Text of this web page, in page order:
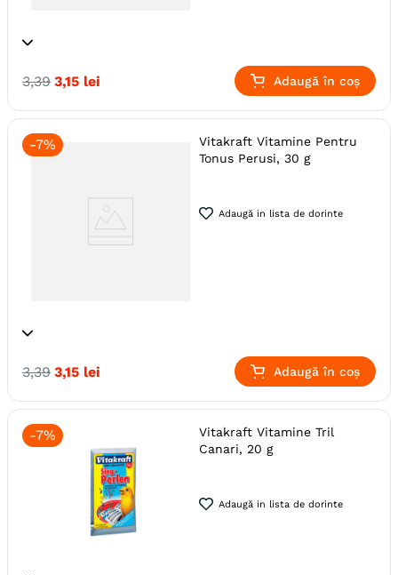
Specie
Pasari
Vitakraft
3,39 3,15 lei Adaugă în coș
-7%
Vitakraft Vitamine Pentru
Tonus Perusi, 30 g
Adaugă in lista de dorinte
Specie
Pasari
Vitakraft
3,39 3,15 lei Adaugă în coș
-7%
Vitakraft Vitamine Tril
Canari, 20 g
Adaugă in lista de dorinte